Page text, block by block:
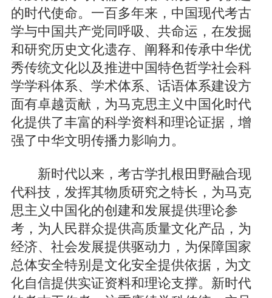
的时代使命。一百多年来，中国现代考古
学与中国共产党同呼吸、共命运，在发掘
和研究历史文化遗存、阐释和传承中华优
秀传统文化以及推进中国特色哲学社会科
学学科体系、学术体系、话语体系建设方
面有卓越贡献，为马克思主义中国化时代
化提供了丰富的科学资料和理论证据，增
强了中华文明传播力影响力。
新时代以来，考古学扎根田野融合现
代科技，发挥其物质研究之特长，为马克
思主义中国化的创建和发展提供理论参
考，为人民群众提供高质量文化产品，为
经济、社会发展提供驱动力，为保障国家
总体安全特别是文化安全提供依据，为文
化自信提供实证资料和理论支撑。新时代